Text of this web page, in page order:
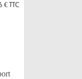
€ TTC